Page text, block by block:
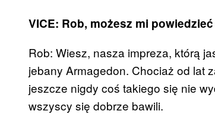
VICE: Rob, możesz mi
Rob: Wiesz, nasza impreza, którą
jebany Armagedon. Chociaż od lat
jeszcze nigdy coś takiego się nie
wszyscy się dobrze bawili.